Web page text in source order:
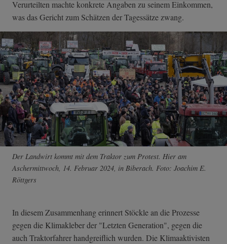
Verurteilten machte konkrete Angaben zu seinem Einkommen,
was das Gericht zum Schätzen der Tagessätze zwang.
Der Landwirt kommt mit dem Traktor zum Protest. Hier am
Aschermittwoch, 14. Februar 2024, in Biberach. Foto: Joachim E.
Röttgers
In diesem Zusammenhang erinnert Stöckle an die Prozesse
gegen die Klimakleber der "Letzten Generation", gegen die
auch Traktorfahrer handgreiflich wurden. Die Klimaaktivisten